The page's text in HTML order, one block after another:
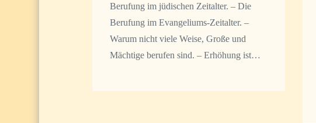
Berufung im jüdischen Zeitalter. – Die
Berufung im Evangeliums-Zeitalter. –
Warum nicht viele Weise, Große und
Mächtige berufen sind. – Erhöhung ist…